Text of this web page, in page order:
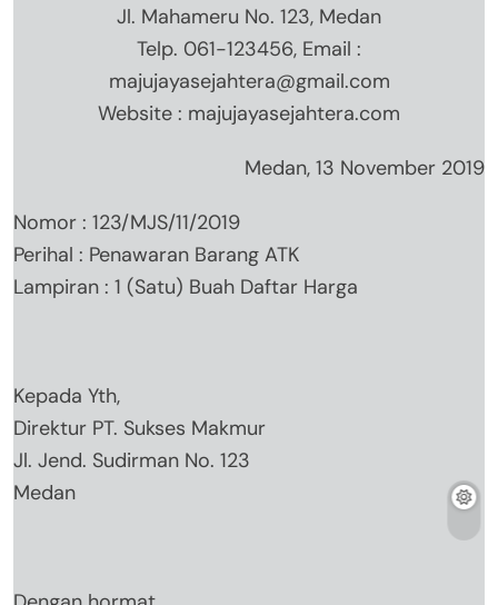
Jl. Mahameru No. 123, Medan
Telp. 061-123456, Email :
majujayasejahtera@gmail.com
Website : majujayasejahtera.com
Medan, 13 November 2019
Nomor : 123/MJS/11/2019
Perihal : Penawaran Barang ATK
Lampiran : 1 (Satu) Buah Daftar Harga
Kepada Yth,
Direktur PT. Sukses Makmur
Jl. Jend. Sudirman No. 123
Medan